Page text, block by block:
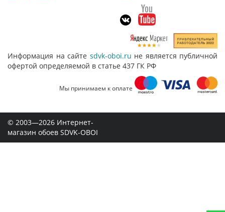
Информация на сайте sdvk-oboi.ru не является публичной
офертой определяемой в статье 437 ГК РФ
Мы принимаем к оплате
© 2003—2026 Интернет-
магазин обоев SDVK-OBOI